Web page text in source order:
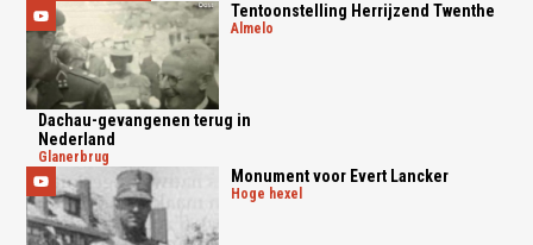
Tentoonstelling Herrijzend Twenthe
almelo
Dachau-gevangenen terug in
Nederland
glanerbrug
Monument voor Evert Lancker
hoge hexel